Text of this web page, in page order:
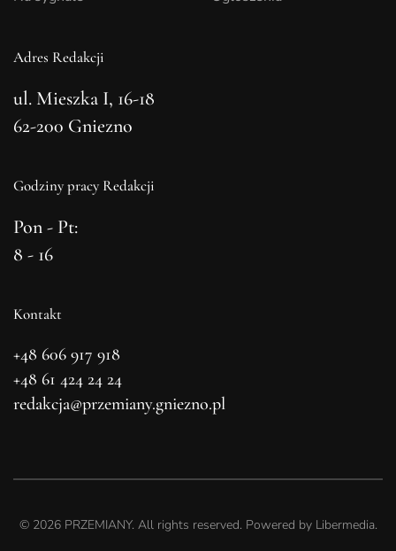
Adres Redakcji
ul. Mieszka I, 16-18
62-200 Gniezno
Godziny pracy Redakcji
Pon - Pt:
8 - 16
Kontakt
+48 606 917 918
+48 61 424 24 24
redakcja@przemiany.gniezno.pl
© 2026PRZEMIANY. All rights reserved. Powered by Libermedia.